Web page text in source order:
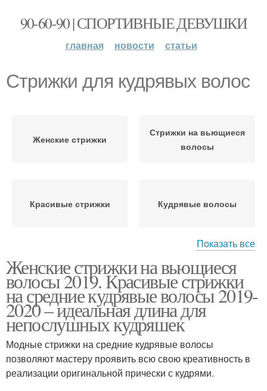
90-60-90 | СПОРТИВНЫЕ ДЕВУШКИ
главная новости статьи
Стрижки для кудрявых волос
Женские стрижки
Стрижки на вьющиеся
волосы
Красивые стрижки Кудрявые волосы
Стрижки на волнистые
волосы
волосы
Модные стрижки
Стрижка для пышных
волос
Показать все
Женские стрижки на вьющиеся
волосы 2019. Красивые стрижки
на средние кудрявые волосы 2019-
2020 – идеальная длина для
непослушных кудряшек
Модные стрижки на средние кудрявые волосы
позволяют мастеру проявить всю свою креативность в
реализации оригинальной прически с кудрями.